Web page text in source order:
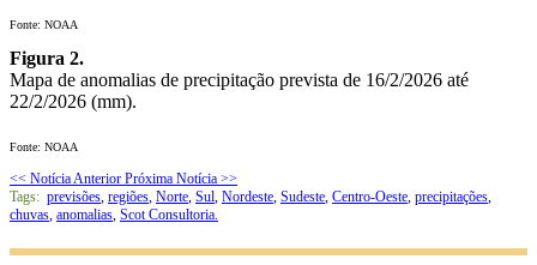
Fonte: NOAA
Figura 2.
Mapa de anomalias de precipitação prevista de 16/2/2026 até
22/2/2026 (mm).
Fonte: NOAA
<< Notícia Anterior Próxima Notícia >>
Tags: previsões, regiões, Norte, Sul, Nordeste, Sudeste, Centro-Oeste, precipitações,
chuvas, anomalias, Scot Consultoria.